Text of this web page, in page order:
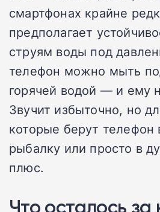
смартфонах крайне
предполагает
струям воды под
телефон можно мыть
горячей водой — и ему
Звучит избыточно, но
которые берут телефон
рыбалку или просто в
плюс.
Что осталось